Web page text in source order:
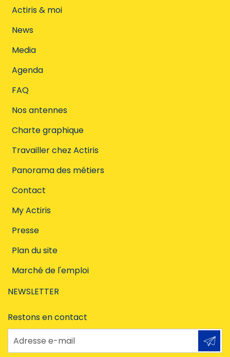
Actiris & moi
News
Media
Agenda
FAQ
Nos antennes
Charte graphique
Travailler chez Actiris
Panorama des métiers
Contact
My Actiris
Presse
Plan du site
Marché de l'emploi
NEWSLETTER
Restons en contact
Adresse e-mail